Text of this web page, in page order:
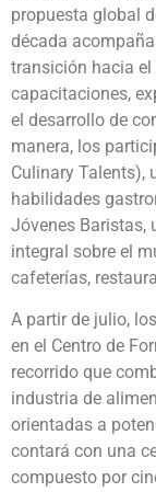
propuesta global
década
transición hacia
capacitaciones,
el desarrollo de
manera, los
Culinary Talents),
habilidades
Jóvenes Baristas,
integral sobre el
cafeterías,
A partir de julio,
en el Centro de
recorrido que
industria de
orientadas a
contará con una
compuesto por